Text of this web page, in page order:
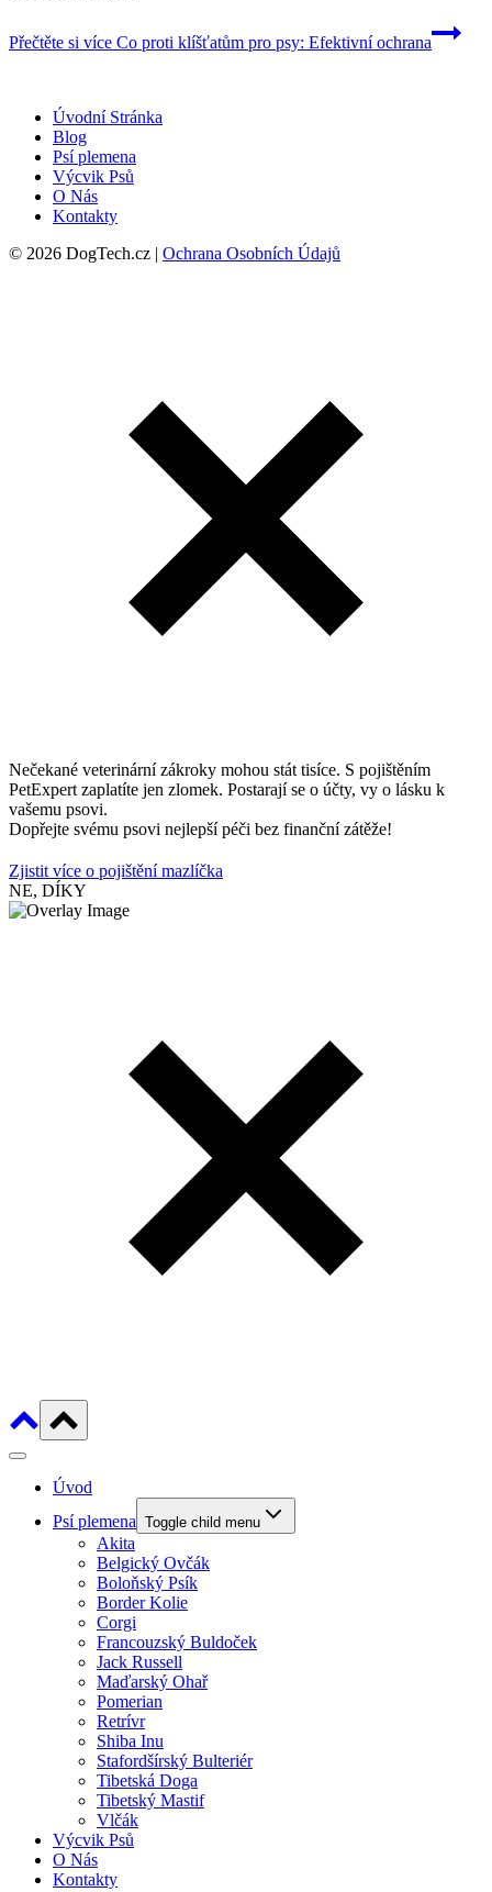
Přečtěte si více Co proti klíšťatům pro psy: Efektivní ochrana
Úvodní Stránka
Blog
Psí plemena
Výcvik Psů
O Nás
Kontakty
© 2026 DogTech.cz | Ochrana Osobních Údajů
Nečekané veterinární zákroky mohou stát tisíce. S pojištěním
PetExpert zaplatíte jen zlomek. Postarají se o účty, vy o lásku k
vašemu psovi.
Dopřejte svému psovi nejlepší péči bez finanční zátěže!
Zjistit více o pojištění mazlíčka
NE, DÍKY
Úvod
Psí plemena Toggle child menu
Akita
Belgický Ovčák
Boloňský Psík
Border Kolie
Corgi
Francouzský Buldoček
Jack Russell
Maďarský Ohař
Pomerian
Retrívr
Shiba Inu
Stafordšírský Bulteriér
Tibetská Doga
Tibetský Mastif
Vlčák
Výcvik Psů
O Nás
Kontakty